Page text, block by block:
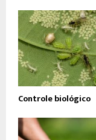
Controle biológico